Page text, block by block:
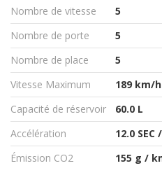
Nombre de vitesse
5
Nombre de porte
5
Nombre de place
5
Vitesse Maximum
189 km/h
Capacité de réservoir
60.0 L
Accélération
12.0
Émission CO2
155 g /